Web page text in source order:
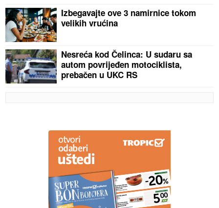
Izbegavajte ove 3 namirnice tokom
velikih vrućina
Nesreća kod Čelinca: U sudaru sa
autom povrijeđen motociklista,
prebačen u UKC RS